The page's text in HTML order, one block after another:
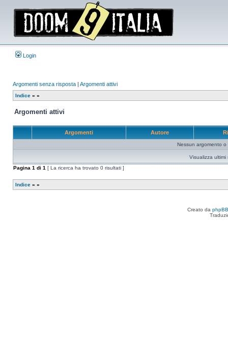
Login
Argomenti senza risposta | Argomenti attivi
Indice » »
Argomenti attivi
Argomenti Autore
Nessun argomento o
Visualizza ultimi
Pagina 1 di 1 [ La ricerca ha trovato 0 risultati ]
Indice » »
Creato da phpBB